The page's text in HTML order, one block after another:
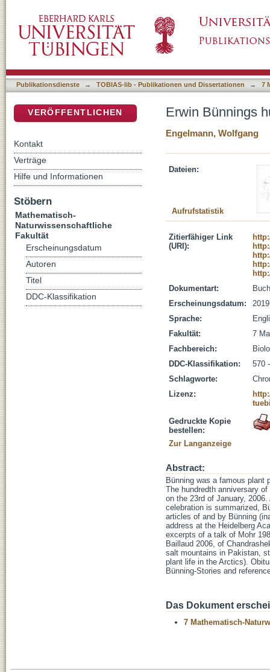
Publikationsdienste → TOBIAS-lib - Publikationen und Dissertationen → 7
Erwin Bünnings
Engelmann, Wolfgang
Dateien:
Aufrufstatistik
Zitierfähiger Link
(URI):
Dokumentart:
Buch
Erscheinungsdatum:
Sprache:
Fakultät:
7
Fachbereich:
DDC-Klassifikation:
570
Schlagworte:
Lizenz:
Gedruckte Kopie
bestellen:
Zur Langanzeige
Abstract:
Bünning was a famous plant
The hundredth anniversary
on the 23rd of January,
celebration is summarized,
articles of and by Bünning
address at the Heidelberg
excerpts of a talk of Mohr
Baillaud 2006, of
salt mountains in Pakistan,
plant life in the Arctics).
Bünning-Stories and
Das Dokument
7 Mathematisch-
VERÖFFENTLICHEN
Kontakt
Verträge
Hilfe und Informationen
Stöbern
Mathematisch-
Naturwissenschaftliche
Fakultät
Erscheinungsdatum
Autoren
Titel
DDC-Klassifikation